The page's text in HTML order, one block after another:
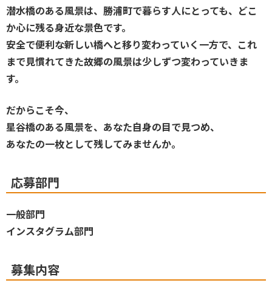
潜水橋のある風景は、勝浦町で暮らす人にとっても、どこ
か心に残る身近な景色です。
安全で便利な新しい橋へと移り変わっていく一方で、これ
まで見慣れてきた故郷の風景は少しずつ変わっていきま
す。
だからこそ今、
星谷橋のある風景を、あなた自身の目で見つめ、
あなたの一枚として残してみませんか。
応募部門
一般部門
インスタグラム部門
募集内容